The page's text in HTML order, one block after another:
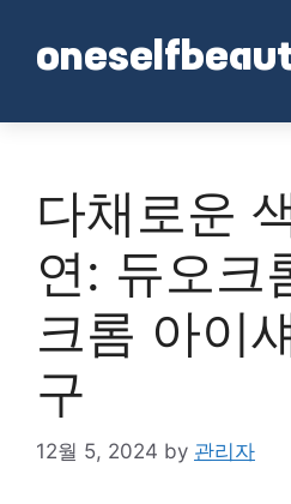
content
다채로운
연: 듀오크
크롬 아이
구
12월 5, 2024 by 관리자